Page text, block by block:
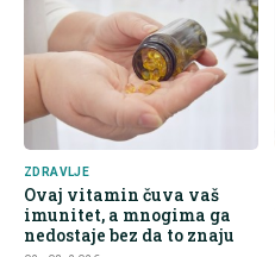
ZDRAVLJE
Ovaj vitamin čuva vaš
imunitet, a mnogima ga
nedostaje bez da to znaju